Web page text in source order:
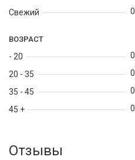
Свежий 0
ВОЗРАСТ
- 20
20 - 35
35 - 45
45 +
0
0
0
0
Отзывы